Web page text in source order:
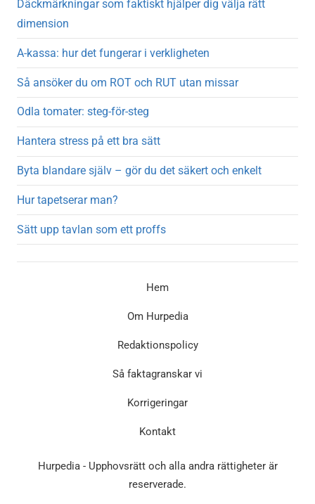
Däckmärkningar som faktiskt hjälper dig välja rätt
dimension
A-kassa: hur det fungerar i verkligheten
Så ansöker du om ROT och RUT utan missar
Odla tomater: steg-för-steg
Hantera stress på ett bra sätt
Byta blandare själv – gör du det säkert och enkelt
Hur tapetserar man?
Sätt upp tavlan som ett proffs
Hem
Om Hurpedia
Redaktionspolicy
Så faktagranskar vi
Korrigeringar
Kontakt
Hurpedia - Upphovsrätt och alla andra rättigheter är
reserverade.